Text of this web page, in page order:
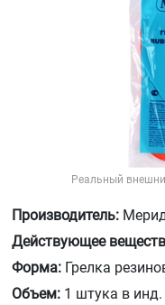
Реальный
Производитель:
Действующее
Форма: Грелка
Объем: 1 штука в инд.